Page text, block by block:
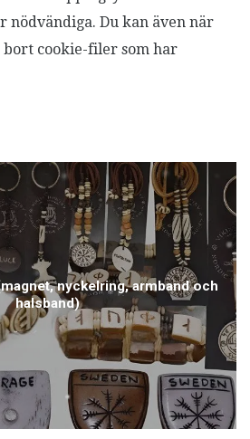
nyckelring, armband och
halsband)
nödvändiga. Du kan även när
bort cookie-filer som har